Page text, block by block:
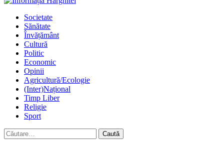
Societate
Sănătate
Învățământ
Cultură
Politic
Economic
Opinii
Agricultură/Ecologie
(Inter)Național
Timp Liber
Religie
Sport
Caută
după: